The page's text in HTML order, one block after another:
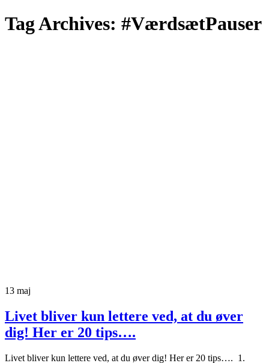
Tag Archives: #VærdsætPauser
13 maj
Livet bliver kun lettere ved, at du øver
dig! Her er 20 tips….
Livet bliver kun lettere ved, at du øver dig! Her er 20 tips…. 1.